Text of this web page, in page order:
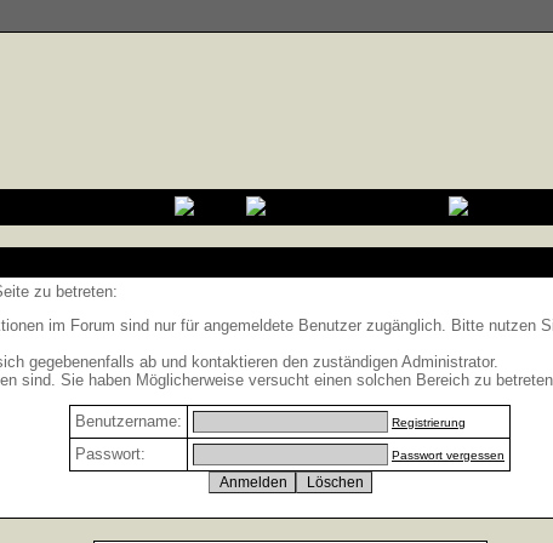
zu betreten:
im Forum sind nur für angemeldete Benutzer zugänglich. Bitte nutzen
gegebenenfalls ab und kontaktieren den zuständigen Administrator.
sind. Sie haben Möglicherweise versucht einen solchen Bereich zu
Benutzername: Registrierung
Passwort: Passwort vergessen